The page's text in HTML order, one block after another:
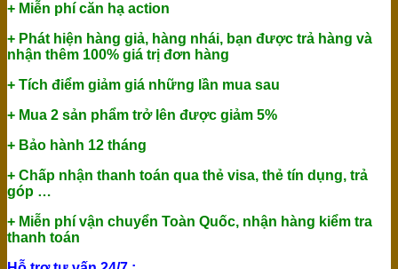
+ Miễn phí căn hạ action
+ Phát hiện hàng giả, hàng nhái, bạn được trả hàng và
nhận thêm 100% giá trị đơn hàng
+ Tích điểm giảm giá những lần mua sau
+ Mua 2 sản phẩm trở lên được giảm 5%
+ Bảo hành 12 tháng
+ Chấp nhận thanh toán qua thẻ visa, thẻ tín dụng, trả
góp …
+ Miễn phí vận chuyển Toàn Quốc, nhận hàng kiểm tra
thanh toán